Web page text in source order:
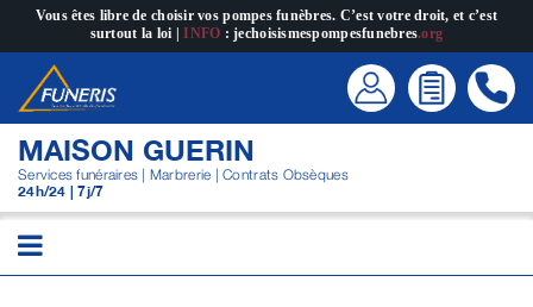
Passer
contenu
Vous êtes libre de choisir vos pompes funèbres. C’est votre droit, et c’est
surtout la loi |
INFO : jechoisismespompesfunebres.org
MAISON GUERIN
Services funéraires | Marbrerie | Contrats Obsèques
24h/24 | 7j/7